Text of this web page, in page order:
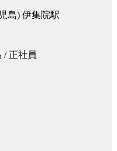
島) 伊集院駅
/ 正社員